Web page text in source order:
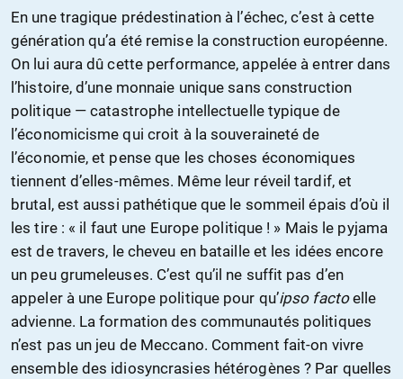
En une tragique prédestination à l’échec, c’est à cette
génération qu’a été remise la construction européenne.
On lui aura dû cette performance, appelée à entrer dans
l’histoire, d’une monnaie unique sans construction
politique — catastrophe intellectuelle typique de
l’économicisme qui croit à la souveraineté de
l’économie, et pense que les choses économiques
tiennent d’elles-mêmes. Même leur réveil tardif, et
brutal, est aussi pathétique que le sommeil épais d’où il
les tire : « il faut une Europe politique ! » Mais le pyjama
est de travers, le cheveu en bataille et les idées encore
un peu grumeleuses. C’est qu’il ne suffit pas d’en
appeler à une Europe politique pour qu’ipso factoelle
advienne. La formation des communautés politiques
n’est pas un jeu de Meccano. Comment fait-on vivre
ensemble des idiosyncrasies hétérogènes ? Par quelles